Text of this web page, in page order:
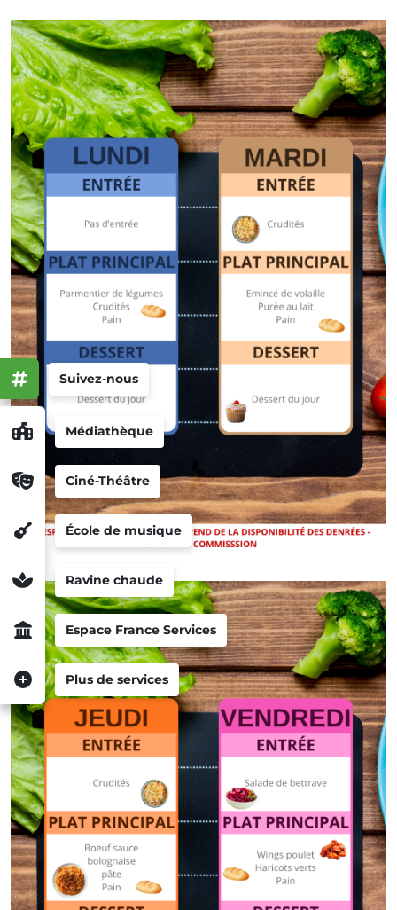
Médiathèque
Ciné-Théâtre
École de musique
Ravine chaude
Espace France Services
Plus de services
Suivez-nous